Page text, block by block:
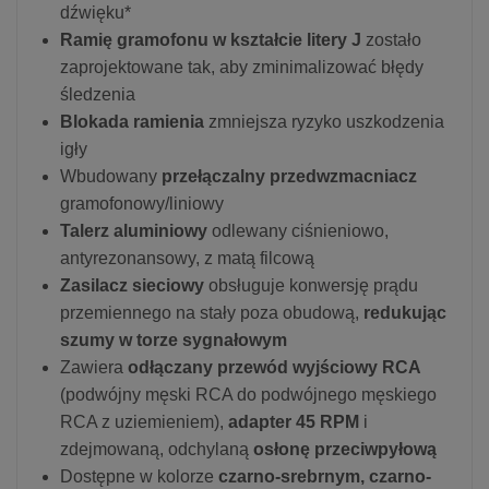
dźwięku*
Ramię gramofonu w kształcie litery J zostało
zaprojektowane tak, aby zminimalizować błędy
śledzenia
Blokada ramienia zmniejsza ryzyko uszkodzenia
igły
Wbudowany przełączalny przedwzmacniacz
gramofonowy/liniowy
Talerz aluminiowy odlewany ciśnieniowo,
antyrezonansowy, z matą filcową
Zasilacz sieciowy obsługuje konwersję prądu
przemiennego na stały poza obudową, redukując
szumy w torze sygnałowym
Zawiera odłączany przewód wyjściowy RCA
(podwójny męski RCA do podwójnego męskiego
RCA z uziemieniem), adapter 45 RPM i
zdejmowaną, odchylaną osłonę przeciwpyłową
Dostępne w kolorze czarno-srebrnym, czarno-